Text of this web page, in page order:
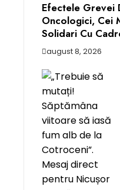
Efectele Grevei
Oncologici, Cei
Solidari Cu
august 8, 2026